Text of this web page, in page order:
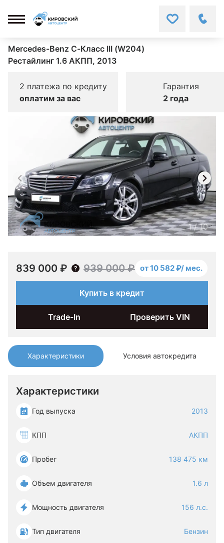
Mercedes-Benz C-Класс III (W204)
Рестайлинг 1.6 АКПП, 2013
2 платежа по кредиту
оплатим за вас
Гарантия
2 года
Характеристики Условия автокредита
Характеристики
Год выпуска 2013
КПП АКПП
Пробег 138 475 км
Объем двигателя 1.6 л
Мощность двигателя 156 л.с.
Тип двигателя Бензин
1/10
839 000 ₽ 939 000 ₽ от 10 582 ₽/ мес.
Купить в кредит
Trade-In Проверить VIN